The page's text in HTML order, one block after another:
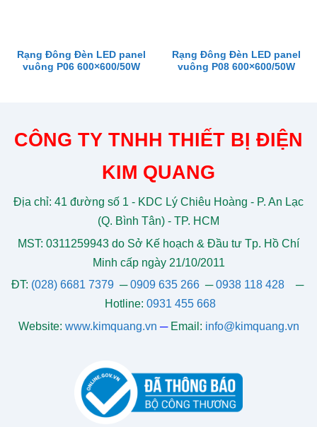
Rạng Đông Đèn LED panel
vuông P06 600×600/50W
Rạng Đông Đèn LED panel
vuông P08 600×600/50W
CÔNG TY TNHH THIẾT BỊ ĐIỆN
KIM QUANG
Địa chỉ: 41 đường số 1 - KDC Lý Chiêu Hoàng - P. An Lạc
(Q. Bình Tân) - TP. HCM
MST: 0311259943 do Sở Kế hoạch & Đầu tư Tp. Hồ Chí
Minh cấp ngày 21/10/2011
ĐT: (028) 6681 7379 ─0909 635 266─0938 118 428─
Hotline: 0931 455 668
Website: www.kimquang.vn ─ Email: info@kimquang.vn